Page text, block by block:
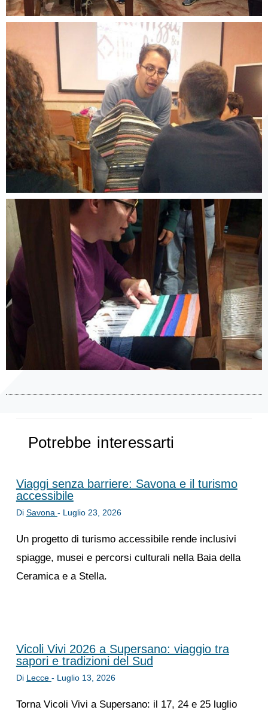
Potrebbe interessarti
Viaggi senza barriere: Savona e il turismo
accessibile
Di Savona - Luglio 23, 2026
Un progetto di turismo accessibile rende inclusivi
spiagge, musei e percorsi culturali nella Baia della
Ceramica e a Stella.
Vicoli Vivi 2026 a Supersano: viaggio tra
sapori e tradizioni del Sud
Di Lecce - Luglio 13, 2026
Torna Vicoli Vivi a Supersano: il 17, 24 e 25 luglio